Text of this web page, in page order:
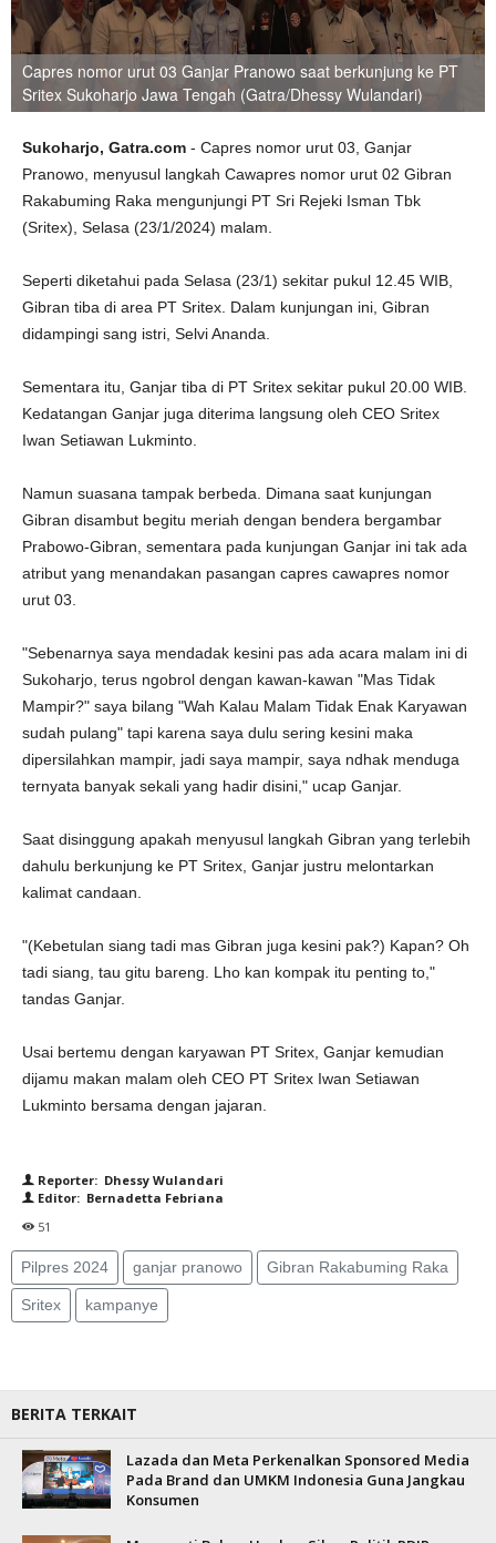
Capres nomor urut 03 Ganjar Pranowo saat berkunjung ke PT
Sritex Sukoharjo Jawa Tengah (Gatra/Dhessy Wulandari)
Sukoharjo, Gatra.com - Capres nomor urut 03, Ganjar
Pranowo, menyusul langkah Cawapres nomor urut 02 Gibran
Rakabuming Raka mengunjungi PT Sri Rejeki Isman Tbk
(Sritex), Selasa (23/1/2024) malam.
Seperti diketahui pada Selasa (23/1) sekitar pukul 12.45 WIB,
Gibran tiba di area PT Sritex. Dalam kunjungan ini, Gibran
didampingi sang istri, Selvi Ananda.
Sementara itu, Ganjar tiba di PT Sritex sekitar pukul 20.00 WIB.
Kedatangan Ganjar juga diterima langsung oleh CEO Sritex
Iwan Setiawan Lukminto.
Namun suasana tampak berbeda. Dimana saat kunjungan
Gibran disambut begitu meriah dengan bendera bergambar
Prabowo-Gibran, sementara pada kunjungan Ganjar ini tak ada
atribut yang menandakan pasangan capres cawapres nomor
urut 03.
"Sebenarnya saya mendadak kesini pas ada acara malam ini di
Sukoharjo, terus ngobrol dengan kawan-kawan "Mas Tidak
Mampir?" saya bilang "Wah Kalau Malam Tidak Enak Karyawan
sudah pulang" tapi karena saya dulu sering kesini maka
dipersilahkan mampir, jadi saya mampir, saya ndhak menduga
ternyata banyak sekali yang hadir disini," ucap Ganjar.
Saat disinggung apakah menyusul langkah Gibran yang terlebih
dahulu berkunjung ke PT Sritex, Ganjar justru melontarkan
kalimat candaan.
"(Kebetulan siang tadi mas Gibran juga kesini pak?) Kapan? Oh
tadi siang, tau gitu bareng. Lho kan kompak itu penting to,"
tandas Ganjar.
Usai bertemu dengan karyawan PT Sritex, Ganjar kemudian
dijamu makan malam oleh CEO PT Sritex Iwan Setiawan
Lukminto bersama dengan jajaran.
Reporter: Dhessy Wulandari
Editor: Bernadetta Febriana
51
Pilpres 2024 ganjar pranowo Gibran Rakabuming Raka
Sritex kampanye
BERITA TERKAIT
Lazada dan Meta Perkenalkan Sponsored Media
Pada Brand dan UMKM Indonesia Guna Jangkau
Konsumen